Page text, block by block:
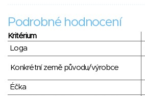
Podrobné hodnocení
Kritérium
Loga
Konkrétní země původu/výrobce
Éčka